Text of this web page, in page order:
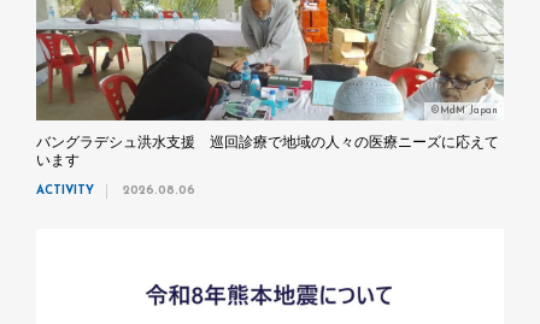
©MdM Japan
バングラデシュ洪水支援 巡回診療で地域の人々の医療ニーズに応えて
います
ACTIVITY 2026.08.06